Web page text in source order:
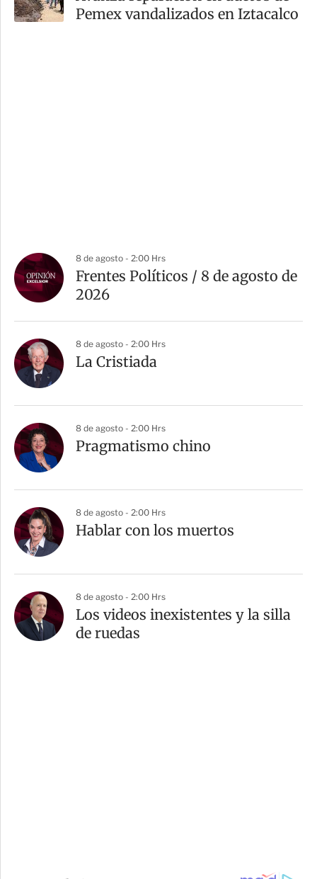
Pemex vandalizados en Iztacalco
8 de agosto - 2:00 Hrs
Frentes Políticos / 8 de agosto de
2026
8 de agosto - 2:00 Hrs
La Cristiada
8 de agosto - 2:00 Hrs
Pragmatismo chino
8 de agosto - 2:00 Hrs
Hablar con los muertos
8 de agosto - 2:00 Hrs
Los videos inexistentes y la silla
de ruedas